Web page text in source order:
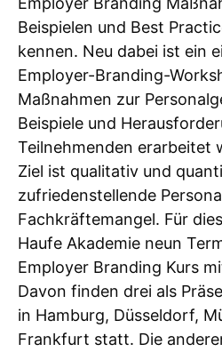
Beispielen und Best
kennen. Neu dabei ist ein
Employer-Branding-
Maßnahmen zur
Beispiele und
Teilnehmenden erarbeitet
Ziel ist qualitativ und
zufriedenstellende
Fachkräftemangel. Für
Haufe Akademie neun
Employer Branding Kurs
Davon finden drei als
in Hamburg, Düsseldorf,
Frankfurt statt. Die